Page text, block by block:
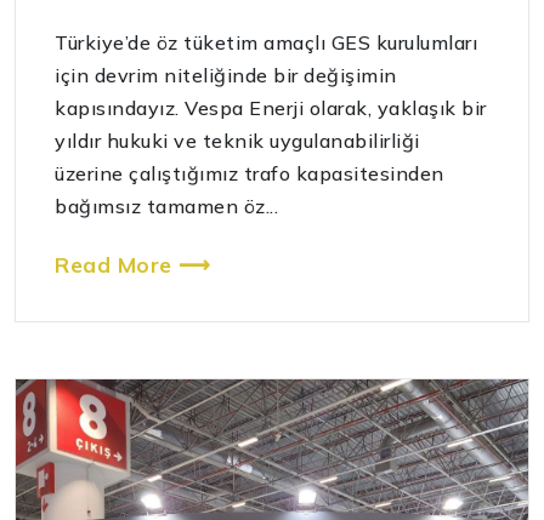
Türkiye’de öz tüketim amaçlı GES kurulumları
için devrim niteliğinde bir değişimin
kapısındayız. Vespa Enerji olarak, yaklaşık bir
yıldır hukuki ve teknik uygulanabilirliği
üzerine çalıştığımız trafo kapasitesinden
bağımsız tamamen öz...
Read More ⟶